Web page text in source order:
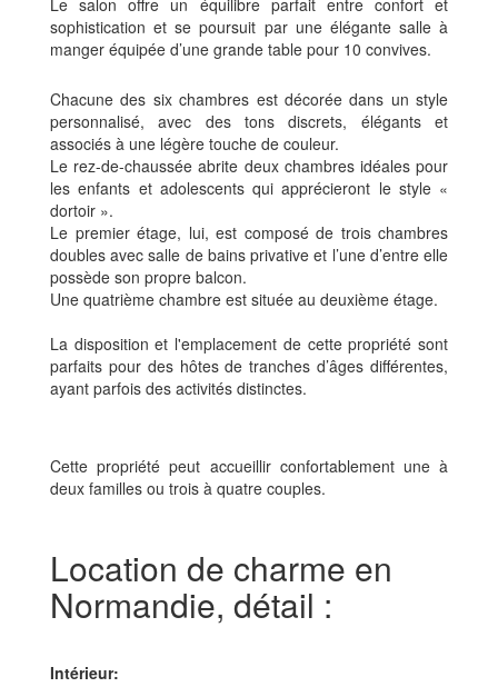
sophistication et se poursuit par une élégante salle à
manger équipée d’une grande table pour 10 convives.
Chacune des six chambres est décorée dans un style
personnalisé, avec des tons discrets, élégants et
associés à une légère touche de couleur.
Le rez-de-chaussée abrite deux chambres idéales pour
les enfants et adolescents qui apprécieront le style «
dortoir ».
Le premier étage, lui, est composé de trois chambres
doubles avec salle de bains privative et l’une d’entre elle
possède son propre balcon.
Une quatrième chambre est située au deuxième étage.
La disposition et l'emplacement de cette propriété sont
parfaits pour des hôtes de tranches d’âges différentes,
ayant parfois des activités distinctes.
Cette propriété peut accueillir confortablement une à
deux familles ou trois à quatre couples.
Location de charme en
Normandie, détail :
Intérieur: